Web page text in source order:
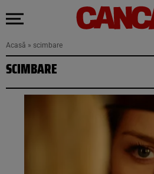
Acasă » scimbare
SCIMBARE